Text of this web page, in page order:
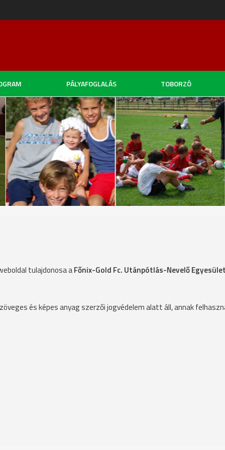
PÁLYAFOGLALÁS TOBORZÓ
tulajdonosa aFőnix-Gold Fc. Utánpótlás-Nevelő Egyesület
és képes anyag szerzői jogvédelem alatt áll, annak